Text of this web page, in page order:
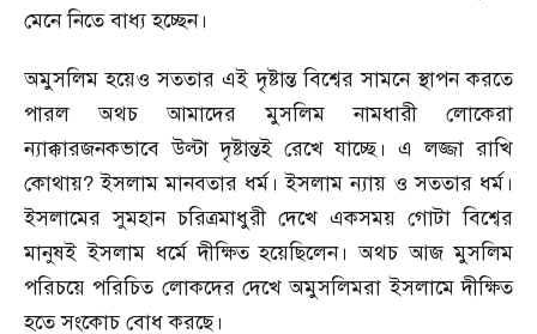
মেনে নিতে বাধ্য হচ্ছেন।
অমুসলিম হয়েও সততার এই দৃষ্টান্ত বিশ্বের সামনে স্থাপন করতে
পারল অথচ আমাদের মুসলিম নামধারী লোকেরা
ন্যাক্কারজনকভাবে উল্টা দৃষ্টান্তই রেখে যাচ্ছে। এ লজ্জা রাখি
কোথায়?ইসলাম মানবতার ধর্ম। ইসলাম ন্যায় ও সততার ধর্ম।
ইসলামের সুমহান চরিত্রমাধুরী দেখে একসময় গোটা বিশ্বের
মানুষই ইসলাম ধর্মে দীক্ষিত হয়েছিলেন। অথচ আজ মুসলিম
পরিচয়ে পরিচিত লোকদের দেখে অমুসলিমরা ইসলামে দীক্ষিত
হতে সংকোচ বোধ করছে।